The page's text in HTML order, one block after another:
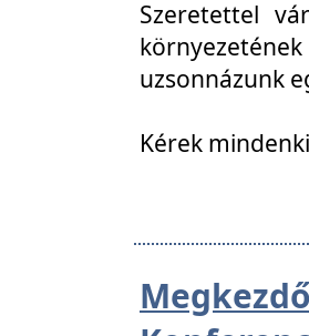
Szeretettel
uzsonnázunk
Kérek